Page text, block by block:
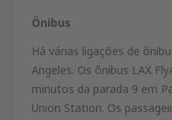
Ônibus
Há várias ligações de
Angeles. Os ônibus LAX
minutos da parada 9 em
Union Station. Os